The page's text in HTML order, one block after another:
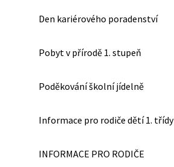
Den kariérového poradenství
Pobyt v přírodě 1. stupeň
Poděkování školní jídelně
Informace pro rodiče dětí 1. třídy
INFORMACE PRO RODIČE